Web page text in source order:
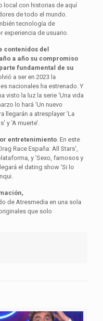
local con historias de aquí
de todo el mundo.
tecnología de
experiencia de usuario.
contenidos del
a año su compromiso
fundamental de su
a ser en 2023 la
nacionales ha estrenado. Y
visto la luz la serie ‘Una vida
lo hará ‘Un nuevo
llegarán a atresplayer ‘La
y ‘A muerte’.
entretenimiento. En este
Race España: All Stars’,
y ‘Sexo, famosos y
el dating show ‘Si lo
de Atresmedia en una sola
que solo